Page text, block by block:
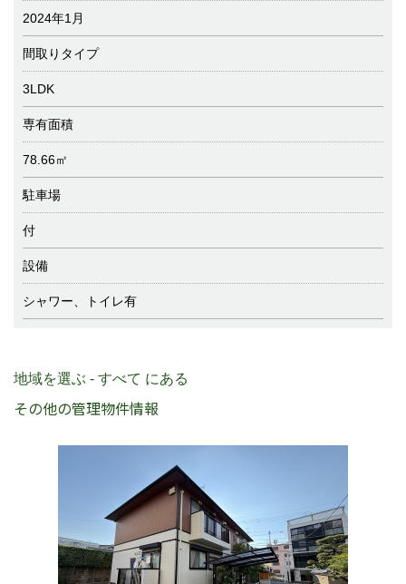
2024年1月
間取りタイプ
3LDK
専有面積
78.66㎡
駐車場
付
設備
シャワー、トイレ有
地域を選ぶ - すべて にある
その他の管理物件情報